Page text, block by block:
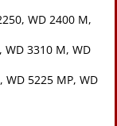
WD 2400 M,
WD 3310 M, WD
WD 5225 MP, WD